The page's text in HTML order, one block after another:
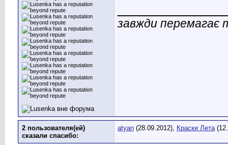
завжди перемагає
2 пользователя(ей)
сказали cпасибо:
atyan (28.09.2012), Краски Лета